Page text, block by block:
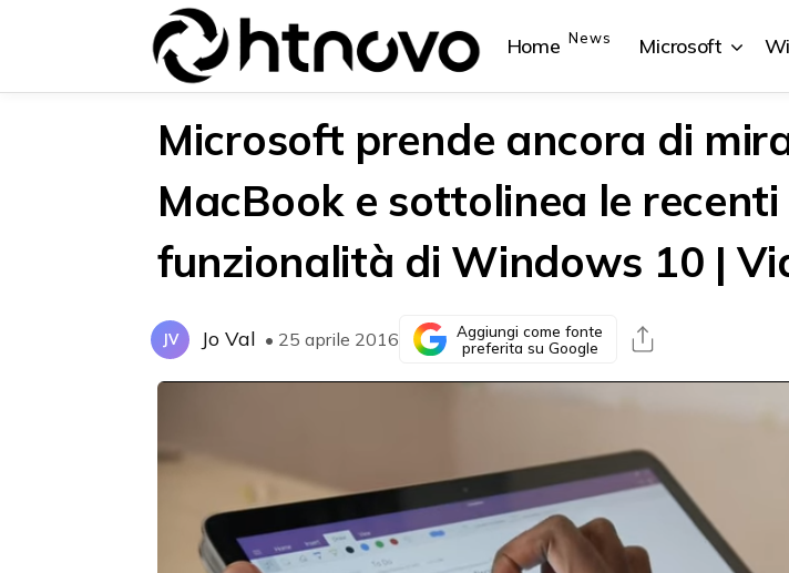
Home News Microsoft
{{POSTS[0].LABEL}}
{{posts[0].title}}
{{POSTS[1].LABEL}}
{{posts[1].title}}
{{POSTS[0].LABEL}}
{{posts[0].title}}
{{POSTS[1].LABEL}}
{{posts[1].title}}
Microsoft prende ancora di
MacBook e sottolinea le recenti
funzionalità di Windows 10 |
JV Jo Val • 25 aprile 2016
Aggiungi come fonte
preferita su Google